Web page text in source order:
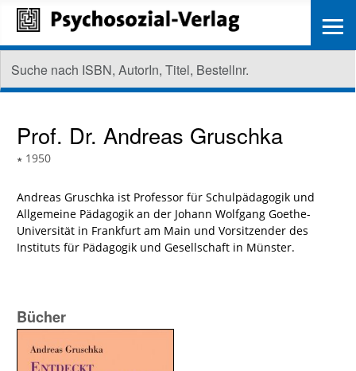
Prof. Dr. Andreas Gruschka
∗ 1950
Andreas Gruschka ist Professor für Schulpädagogik und
Allgemeine Pädagogik an der Johann Wolfgang Goethe-
Universität in Frankfurt am Main und Vorsitzender des
Instituts für Pädagogik und Gesellschaft in Münster.
Bücher
≡